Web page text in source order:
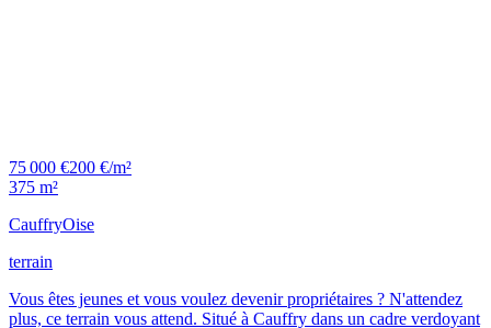
75 000 €200 €/m²
375 m²
CauffryOise
terrain
Vous êtes jeunes et vous voulez devenir propriétaires ? N'attendez
plus, ce terrain vous attend. Situé à Cauffry dans un cadre verdoyant